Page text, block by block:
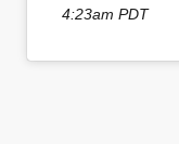
4:23am PDT